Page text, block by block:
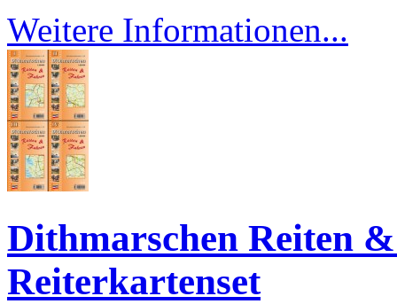
Weitere Informationen...
Dithmarschen Reiten
Reiterkartenset